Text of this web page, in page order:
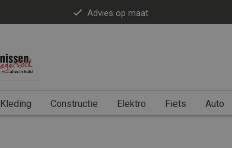
Advies op maat
Kleding Constructie Elektro Fiets Auto